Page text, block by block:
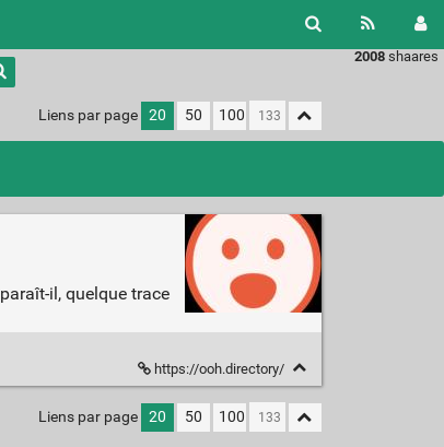
2008 shaares
Liens par page 20 50 100
il, quelque trace
https://ooh.directory/
Liens par page 20 50 100